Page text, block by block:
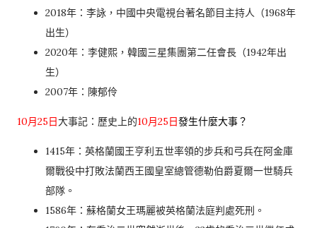
2018年：李詠，中國中央電視台著名節目主持人（1968年
出生）
2020年：李健熙，韓國三星集團第二任會長 （1942年出
生）
2007年：陳郁伶
10月25日大事記：歷史上的10月25日發生什麼大事？
1415年：英格蘭國王亨利五世率領的步兵和弓兵在阿金庫
爾戰役中打敗法蘭西王國皇室總管德勒伯爵夏爾一世騎兵
部隊。
1586年：蘇格蘭女王瑪麗被英格蘭法庭判處死刑。